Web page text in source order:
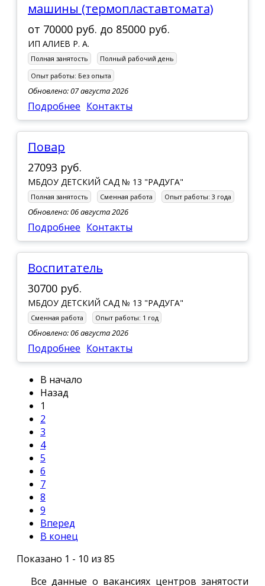
машины (термопластавтомата)
от 70000 руб. до 85000 руб.
ИП АЛИЕВ Р. А.
Полная занятость
Полный рабочий день
Опыт работы: Без опыта
Обновлено: 07 августа 2026
Подробнее Контакты
Повар
27093 руб.
МБДОУ ДЕТСКИЙ САД № 13 "РАДУГА"
Полная занятость Сменная работа Опыт работы: 3 года
Обновлено: 06 августа 2026
Подробнее Контакты
Воспитатель
30700 руб.
МБДОУ ДЕТСКИЙ САД № 13 "РАДУГА"
Сменная работа Опыт работы: 1 год
Обновлено: 06 августа 2026
Подробнее Контакты
В начало
Назад
1
2
3
4
5
6
7
8
9
Вперед
В конец
Показано 1 - 10 из 85
Все данные о вакансиях центров занятости